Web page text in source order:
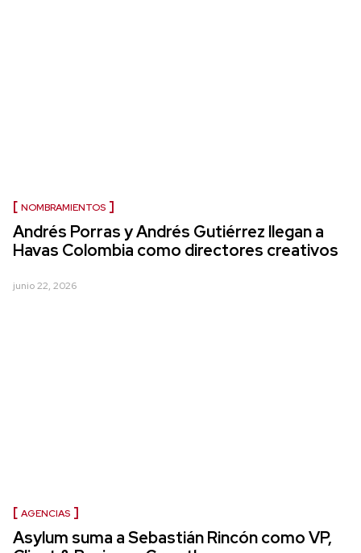
NOMBRAMIENTOS
Andrés Porras y Andrés Gutiérrez llegan a
Havas Colombia como directores creativos
junio 22, 2026
AGENCIAS
Asylum suma a Sebastián Rincón como VP,